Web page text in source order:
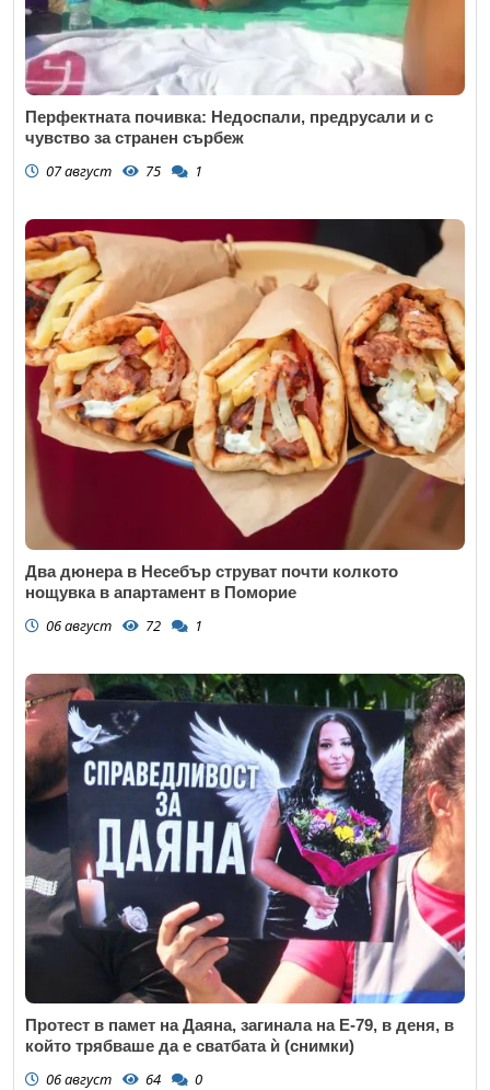
Перфектната почивка: Недоспали, предрусали и с
чувство за странен сърбеж
07 август 75 1
Два дюнера в Несебър струват почти колкото
нощувка в апартамент в Поморие
06 август 72 1
Протест в памет на Даяна, загинала на Е-79, в деня, в
който трябваше да е сватбата ѝ (снимки)
06 август 64 0